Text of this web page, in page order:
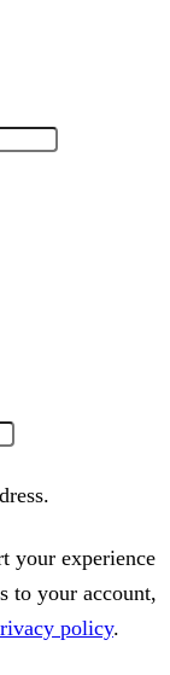
your experience
to your account,
policy.